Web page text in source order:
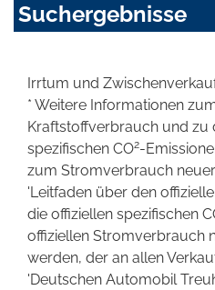
Suchergebnisse
Irrtum und
* Weitere Informationen
Kraftstoffverbrauch und zu
spezifischen CO2-
zum Stromverbrauch
'Leitfaden über den
die offiziellen spezifischen
offiziellen Stromverbrauch
werden, der an allen
'Deutschen Automobil